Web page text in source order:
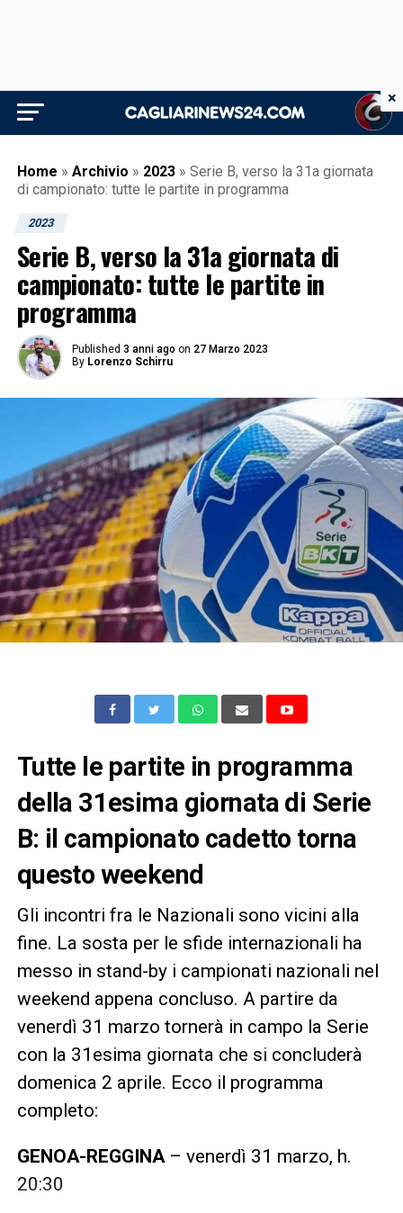
Home » Archivio » 2023 » Serie B, verso la 31a giornata
di campionato: tutte le partite in programma
2023
Serie B, verso la 31a giornata di
campionato: tutte le partite in
programma
Published 3 anni ago on 27 Marzo 2023
By Lorenzo Schirru
Tutte le partite in programma
della 31esima giornata di Serie
B: il campionato cadetto torna
questo weekend
Gli incontri fra le Nazionali sono vicini alla
fine. La sosta per le sfide internazionali ha
messo in stand-by i campionati nazionali nel
weekend appena concluso. A partire da
venerdì 31 marzo tornerà in campo la Serie
con la 31esima giornata che si concluderà
domenica 2 aprile. Ecco il programma
completo:
GENOA-REGGINA – venerdì 31 marzo, h.
20:30
×